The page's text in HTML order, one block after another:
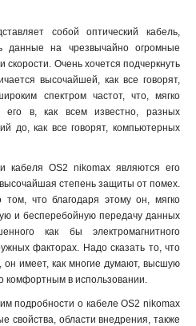
собой оптический кабель,
данные на чрезвычайно огромные
скорости. Очень хочется подчеркнуть
высочайшей, как все говорят,
спектром частот, что, мягко
его в, как всем известно, разных
до, как все говорят, компьютерных
кабеля OS2 nikomax являются его
степень защиты от помех.
что благодаря этому он, мягко
и бесперебойную передачу данных
как бы электромагнитного
факторах. Надо сказать то, что
он имеет, как многие думают, высшую
комфортным в использовании.
подробности о кабеле OS2 nikomax
свойства, области внедрения, также